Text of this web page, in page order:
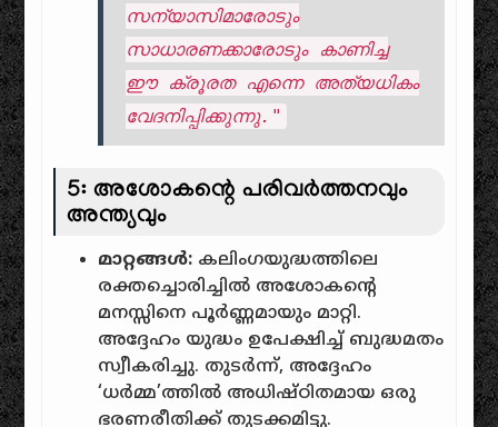
സന്യാസിമാരോടും
സാധാരണക്കാരോടും കാണിച്ച
ഈ ക്രൂരത എന്നെ അത്യധികം
വേദനിപ്പിക്കുന്നു."
5: അശോകന്റെ പരിവർത്തനവും
അന്ത്യവും
മാറ്റങ്ങൾ: കലിംഗയുദ്ധത്തിലെ
രക്തച്ചൊരിച്ചിൽ അശോകന്റെ
മനസ്സിനെ പൂർണ്ണമായും മാറ്റി.
അദ്ദേഹം യുദ്ധം ഉപേക്ഷിച്ച് ബുദ്ധമതം
സ്വീകരിച്ചു. തുടർന്ന്, അദ്ദേഹം
‘ധർമ്മ’ത്തിൽ അധിഷ്ഠിതമായ ഒരു
ഭരണരീതിക്ക് തുടക്കമിട്ടു.